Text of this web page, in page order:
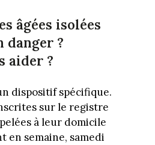
âgées isolées
danger ?
aider ?
dispositif spécifique.
sur le registre
à leur domicile
en semaine, samedi